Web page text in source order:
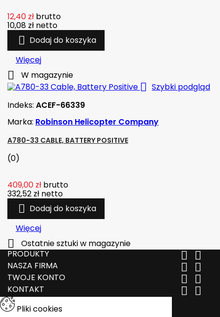
12,40 zł brutto
10,08 zł netto
 Dodaj do koszyka
Więcej
 W magazynie
 Szybki podgląd
Indeks: ACEF-66339
Marka: Robinson Helicopter Company
A780-33 CABLE, BATTERY POSITIVE
(0)
409,00 zł brutto
332,52 zł netto
 Dodaj do koszyka
Więcej

Ostatnie sztuki w magazynie
PRODUKTY
 
NASZA FIRMA  
TWOJE KONTO  
KONTAKT  
Pliki cookies